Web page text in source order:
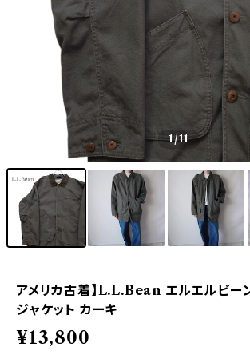
1/11
アメリカ古着】L.L.Bean エルエルビー
ジャケット カーキ
¥13,800